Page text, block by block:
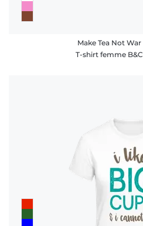
Make Tea Not War
T-shirt femme B&C